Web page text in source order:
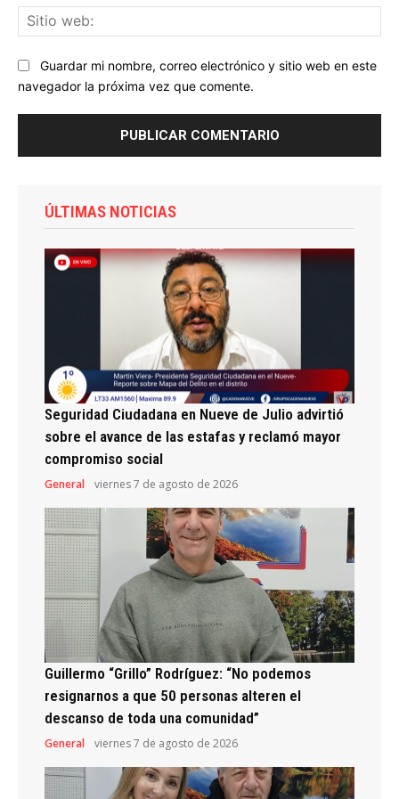
Guardar mi nombre, correo electrónico y sitio web en este
navegador la próxima vez que comente.
ÚLTIMAS NOTICIAS
Seguridad Ciudadana en Nueve de Julio advirtió
sobre el avance de las estafas y reclamó mayor
compromiso social
General viernes 7 de agosto de 2026
Guillermo “Grillo” Rodríguez: “No podemos
resignarnos a que 50 personas alteren el
descanso de toda una comunidad”
General viernes 7 de agosto de 2026